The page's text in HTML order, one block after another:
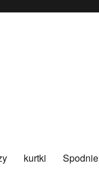
kurtki Spodnie